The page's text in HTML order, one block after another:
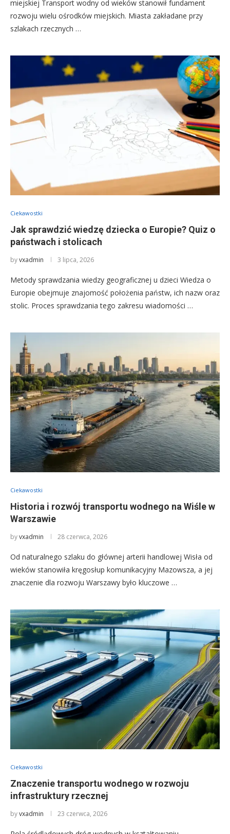
miejskiej Transport wodny od wieków stanowił fundament
rozwoju wielu ośrodków miejskich. Miasta zakładane przy
szlakach rzecznych …
Ciekawostki
Jak sprawdzić wiedzę dziecka o Europie? Quiz o
państwach i stolicach
byvxadmin 3 lipca, 2026
Metody sprawdzania wiedzy geograficznej u dzieci Wiedza o
Europie obejmuje znajomość położenia państw, ich nazw oraz
stolic. Proces sprawdzania tego zakresu wiadomości …
Ciekawostki
Historia i rozwój transportu wodnego na Wiśle w
Warszawie
byvxadmin 28 czerwca, 2026
Od naturalnego szlaku do głównej arterii handlowej Wisła od
wieków stanowiła kręgosłup komunikacyjny Mazowsza, a jej
znaczenie dla rozwoju Warszawy było kluczowe …
Ciekawostki
Znaczenie transportu wodnego w rozwoju
infrastruktury rzecznej
byvxadmin 23 czerwca, 2026